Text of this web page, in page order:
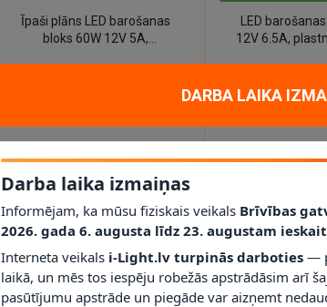
Īpaši plāns LED barošanas
bloks 60W 12V 5A,
LED
12V 6.5A,
DARBA LAIKA
Darba laika izmaiņas
Informējam, ka mūsu fiziskais veikals Brīvības
2026. gada 6. augusta līdz 23. augustam
Interneta veikals i-Light.lv turpinās darboties —
laikā, un mēs tos iespēju robežās apstrādāsim arī
pasūtījumu apstrāde un piegāde var aizņemt